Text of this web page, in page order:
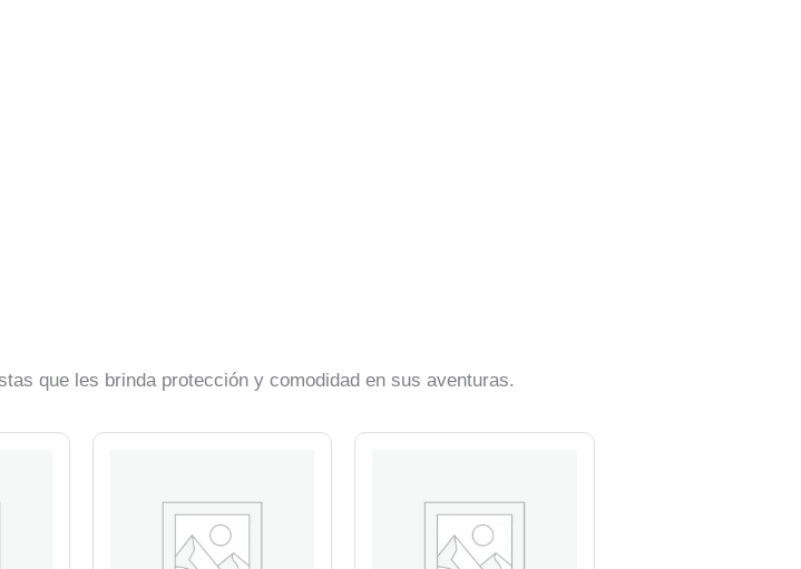
que les brinda protección y comodidad en sus aventuras.